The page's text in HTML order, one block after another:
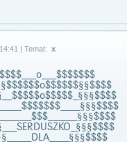
| Temat: x